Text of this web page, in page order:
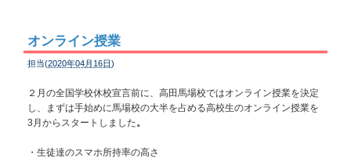
オンライン授業
担当(2020年04月16日)
２月の全国学校休校宣言前に、高田馬場校ではオンライン授業を決定
し、まずは手始めに馬場校の大半を占める高校生のオンライン授業を
3月からスタートしました。
・生徒達のスマホ所持率の高さ